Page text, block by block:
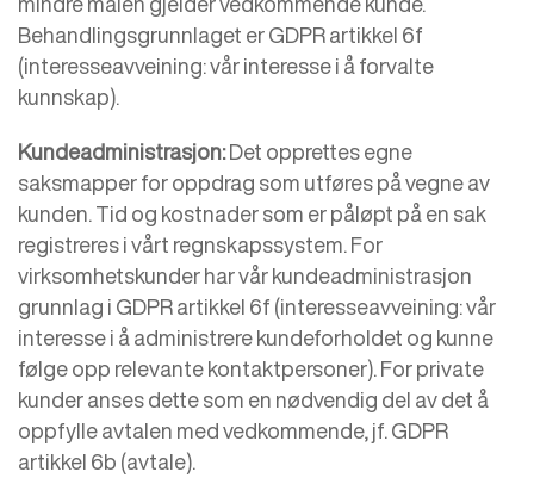
Behandlingsgrunnlaget er GDPR artikkel 6f
(interesseavveining: vår interesse i å forvalte
kunnskap).
Kundeadministrasjon:Det opprettes egne
saksmapper for oppdrag som utføres på vegne av
kunden. Tid og kostnader som er påløpt på en sak
registreres i vårt regnskapssystem. For
virksomhetskunder har vår kundeadministrasjon
grunnlag i GDPR artikkel 6f (interesseavveining: vår
interesse i å administrere kundeforholdet og kunne
følge opp relevante kontaktpersoner). For private
kunder anses dette som en nødvendig del av det å
oppfylle avtalen med vedkommende, jf. GDPR
artikkel 6b (avtale).